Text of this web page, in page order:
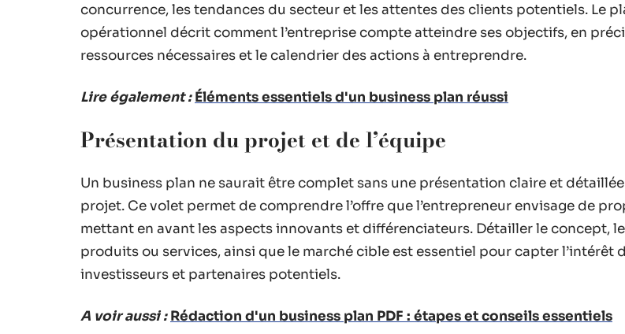
concurrence, les tendances du secteur et les attentes des clients potentiels. Le
opérationnel décrit comment l’entreprise compte atteindre ses objectifs, en
ressources nécessaires et le calendrier des actions à entreprendre.
Lire également : Éléments essentiels d'un business plan réussi
Présentation du projet et de l’équipe
Un business plan ne saurait être complet sans une présentation claire et
projet. Ce volet permet de comprendre l’offre que l’entrepreneur envisage de
mettant en avant les aspects innovants et différenciateurs. Détailler le concept,
produits ou services, ainsi que le marché cible est essentiel pour capter l’intérêt
investisseurs et partenaires potentiels.
A voir aussi : Rédaction d'un business plan PDF : étapes et conseils essentiels